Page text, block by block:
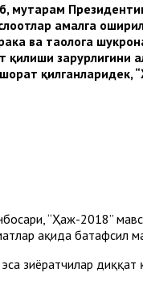
муҳтарам
амалга
ва таолога
қилиши
“Ҳаж-2018”
ҳақида батафсил
эса зиёратчилар